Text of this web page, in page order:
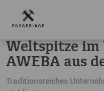
News, Neuigkeiten &
Weltspitze im
AWEBA aus
Traditionsreiches